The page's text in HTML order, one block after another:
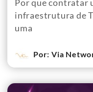
Por que contratar
infraestrutura de
uma
Por: Via